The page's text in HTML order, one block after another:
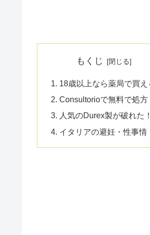
もくじ
18歳以上なら薬局で買え
Consultorioで無料で処方
人気のDurex製が破れた！
イタリアの避妊・性事情